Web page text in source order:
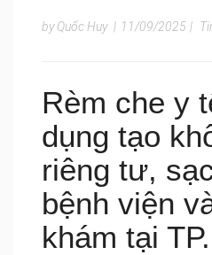
by Quốc Huy | 11/09/2025 |
Rèm che y
dụng tạo
riêng tư,
bệnh viện
khám tại